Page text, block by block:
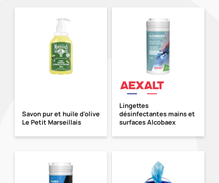
Savon pur et huile d'olive
Le Petit Marseillais
Lingettes
désinfectantes mains et
surfaces Alcobaex